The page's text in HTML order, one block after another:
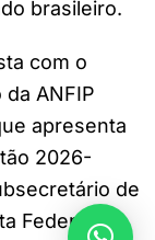
brasileiro.
com o
ANFIP
apresenta
2026-
de
Federal,